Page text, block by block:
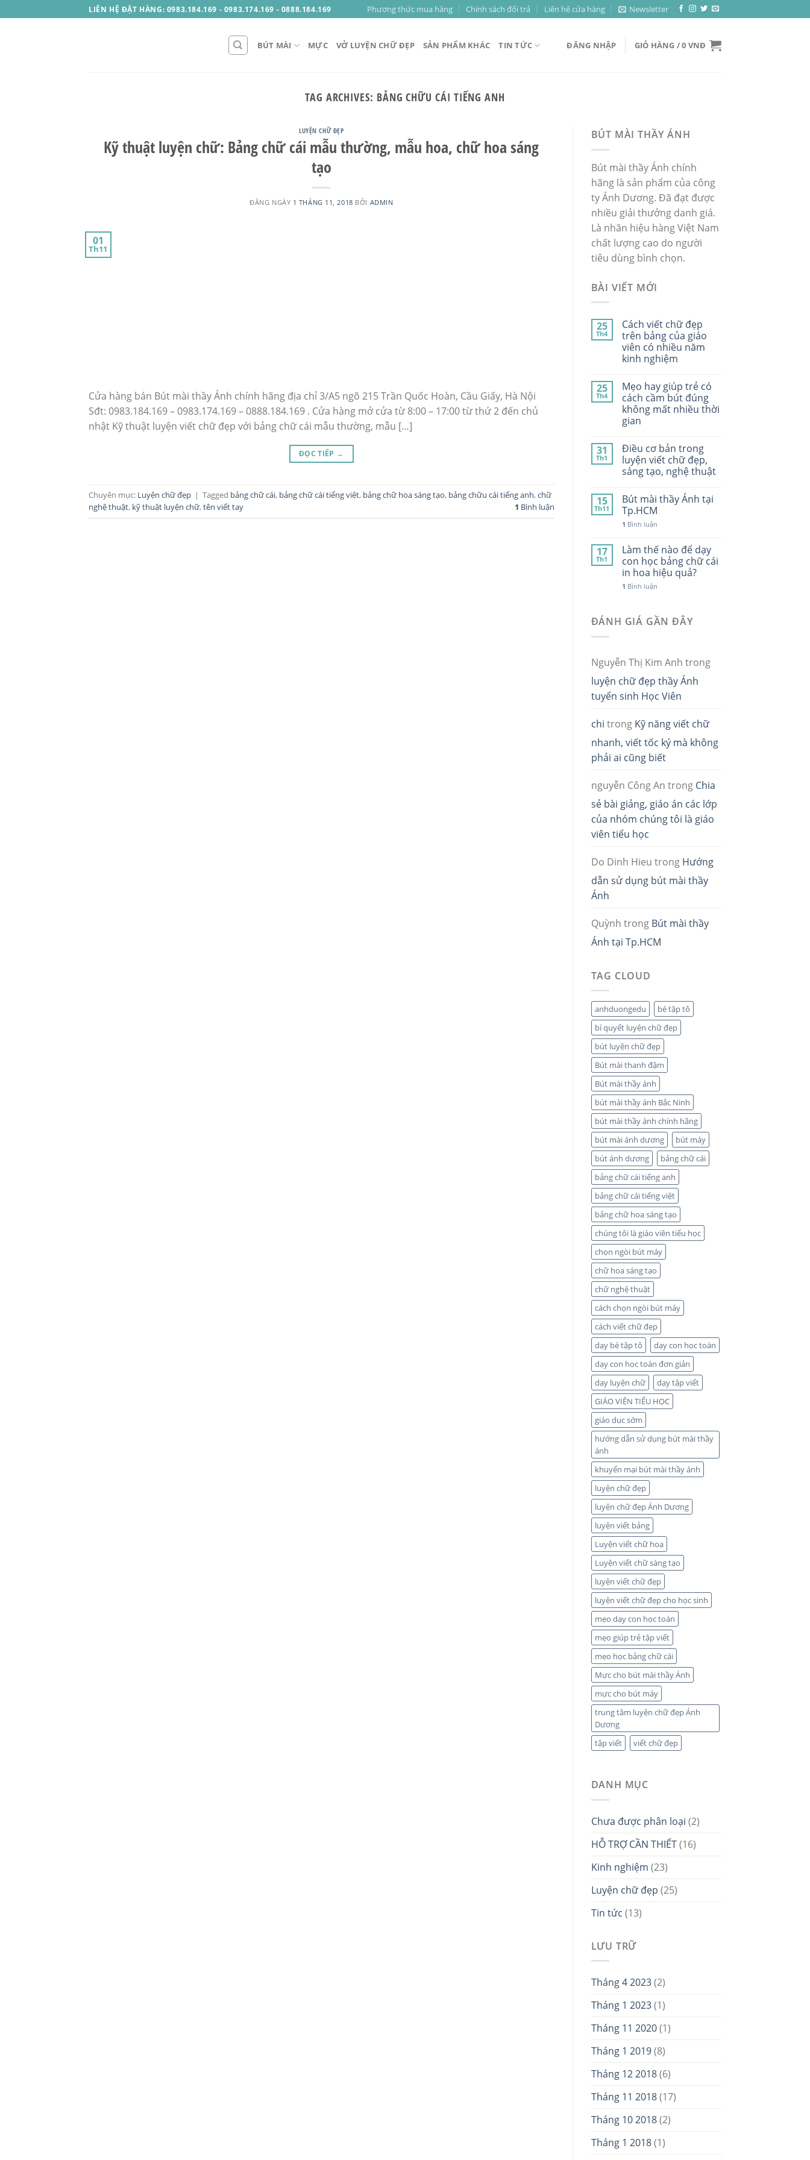
to
LIÊN HỆ ĐẶT HÀNG: 0983.184.169 - 0983.174.169 - 0888.184.169 Phương thức mua hàng Chính sách đổi trả Liên hệ cửa hàng Newsletter
BÚT MÀI MỰC VỞ LUYỆN CHỮ ĐẸP SẢN PHẨM KHÁC TIN TỨC ĐĂNG NHẬP GIỎ HÀNG /0 VNĐ
TAG ARCHIVES: BẢNG CHỮU CÁI TIẾNG ANH
LUYỆN CHỮ ĐẸP
Kỹ thuật luyện chữ: Bảng chữ cái mẫu thường, mẫu hoa, chữ hoa sáng
tạo
ĐĂNG NGÀY 1 THÁNG 11, 2018 BỞI ADMIN
01
Th11
Cửa hàng bán Bút mài thầy Ánh chính hãng địa chỉ 3/A5 ngõ 215 Trần Quốc Hoàn, Cầu Giấy, Hà Nội
Sđt: 0983.184.169 – 0983.174.169 – 0888.184.169 . Cửa hàng mở cửa từ 8:00 – 17:00 từ thứ 2 đến chủ
nhật Kỹ thuật luyện viết chữ đẹp với bảng chữ cái mẫu thường, mẫu […]
ĐỌC TIẾP →
Chuyên mục: Luyện chữ đẹp | Tagged bảng chữ cái, bảng chữ cái tiếng việt, bảng chữ hoa sáng tạo, bảng chữu cái tiếng anh,chữ
nghệ thuật, kỹ thuật luyện chữ,tên viết tay 1 Bình luận
BÚT MÀI THẦY ÁNH
Bút mài thầy Ánh chính
hãng là sản phẩm của công
ty Ánh Dương. Đã đạt được
nhiều giải thưởng danh giá.
Là nhãn hiệu hàng Việt Nam
chất lượng cao do người
tiêu dùng bình chọn.
BÀI VIẾT MỚI
25
Th4
Cách viết chữ đẹp
trên bảng của giáo
viên có nhiều năm
kinh nghiệm
25
Th4
Mẹo hay giúp trẻ có
cách cầm bút đúng
không mất nhiều thời
gian
31
Th1
Điều cơ bản trong
luyện viết chữ đẹp,
sáng tạo, nghệ thuật
15
Th11
Bút mài thầy Ánh tại
Tp.HCM
1 Bình luận
17
Th1
Làm thế nào để dạy
con học bảng chữ cái
in hoa hiệu quả?
1 Bình luận
ĐÁNH GIÁ GẦN ĐÂY
Nguyễn Thị Kim Anh trong
luyện chữ đẹp thầy Ánh
tuyển sinh Học Viên
chi trong Kỹ năng viết chữ
nhanh, viết tốc ký mà không
phải ai cũng biết
nguyễn Công An trong Chia
sẻ bài giảng, giáo án các lớp
của nhóm chúng tôi là giáo
viên tiểu học
Do Dinh Hieu trong Hướng
dẫn sử dụng bút mài thầy
Ánh
Quỳnh trong Bút mài thầy
Ánh tại Tp.HCM
TAG CLOUD
anhduongedu
bé tập tô
bí quyết luyện chữ đẹp
bút luyện chữ đẹp
Bút mài thanh đậm
Bút mài thầy ánh
bút mài thầy ánh Bắc Ninh
bút mài thầy ánh chính hãng
bút mài ánh dương
bút máy
bút ánh dương
bảng chữ cái
bảng chữ cái tiếng anh
bảng chữ cái tiếng việt
bảng chữ hoa sáng tạo
chúng tôi là giáo viên tiểu học
chọn ngòi bút máy
chữ hoa sáng tạo
chữ nghệ thuật
cách chọn ngòi bút máy
cách viết chữ đẹp
dạy bé tập tô
dạy con học toán
dạy con học toán đơn giản
dạy luyện chữ
dạy tập viết
GIÁO VIÊN TIỂU HỌC
giáo dục sớm
hướng dẫn sử dụng bút mài thầy
ánh
khuyến mại bút mài thầy ánh
luyện chữ đẹp
luyện chữ đẹp Ánh Dương
luyện viết bảng
Luyện viết chữ hoa
Luyện viết chữ sáng tạo
luyện viết chữ đẹp
luyện viết chữ đẹp cho học sinh
mẹo dạy con học toán
mẹo giúp trẻ tập viết
mẹo học bảng chữ cái
Mực cho bút mài thầy Ánh
mực cho bút máy
trung tâm luyện chữ đẹp Ánh
Dương
tập viết
viết chữ đẹp
DANH MỤC
Chưa được phân loại (2)
HỖ TRỢ CẦN THIẾT(16)
Kinh nghiệm (23)
Luyện chữ đẹp (25)
Tin tức (13)
LƯU TRỮ
Tháng 4 2023(2)
Tháng 1 2023(1)
Tháng 11 2020(1)
Tháng 1 2019(8)
Tháng 12 2018(6)
Tháng 11 2018(17)
Tháng 10 2018(2)
Tháng 1 2018(1)